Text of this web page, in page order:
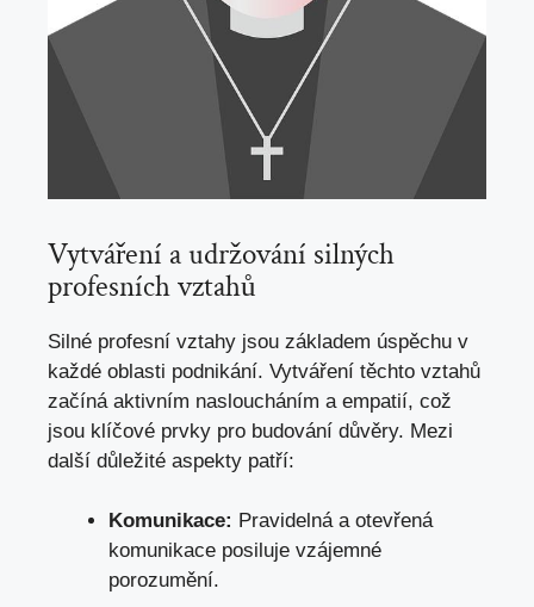
Vytváření a udržování silných
profesních vztahů
Silné profesní vztahy jsou základem úspěchu v
každé oblasti podnikání. Vytváření těchto vztahů
začíná aktivním nasloucháním a empatií, což
jsou klíčové prvky pro budování důvěry. Mezi
další důležité aspekty patří:
Komunikace: Pravidelná a otevřená
komunikace posiluje vzájemné
porozumění.